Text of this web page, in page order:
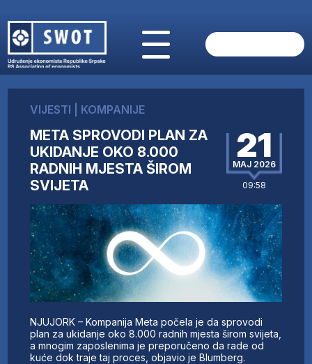
O NAMA
AKTUELNO
ANALIZE
KOMPANIJE
FINANSIJE
IZ STRANIH MEDIJA
AKTIVNOSTI
SWOT INTERVJU
UČLANI SE
KONTAKT
VIJESTI KOMPANIJE
META SPROVODI PLAN ZA
UKIDANJE OKO 8.000
RADNIH MJESTA ŠIROM
SVIJETA
21
MAJ 2026
09:58
NJUJORK – Kompanija Meta počela je da sprovodi
plan za ukidanje oko 8.000 radnih mjesta širom svijeta,
a mnogim zaposlenima je preporučeno da rade od
kuće dok traje taj proces, objavio je Blumberg.